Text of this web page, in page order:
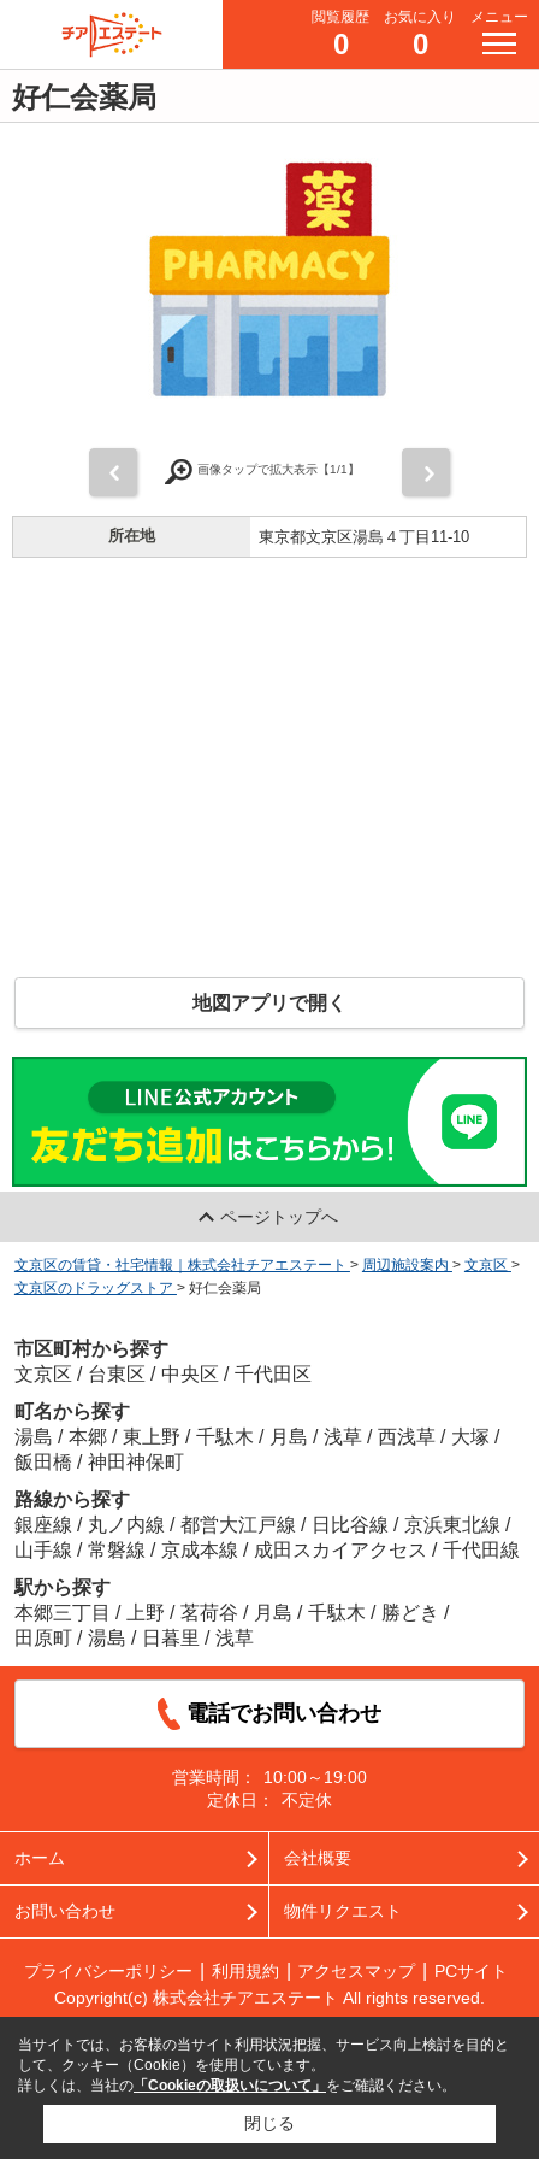
閲覧履歴
0
お気に入り
0
メニュー
好仁会薬局
画像タップで拡大表示【1/1】
所在地 東京都文京区湯島４丁目11-10
地図アプリで開く
ページトップへ
文京区の賃貸・社宅情報｜株式会社チアエステート > 周辺施設案内 > 文京区 >
文京区のドラッグストア > 好仁会薬局
市区町村から探す
文京区 / 台東区 / 中央区 / 千代田区
町名から探す
湯島 / 本郷 / 東上野 / 千駄木 / 月島 / 浅草 / 西浅草 / 大塚 /
飯田橋 / 神田神保町
路線から探す
銀座線 / 丸ノ内線 / 都営大江戸線 / 日比谷線 / 京浜東北線 /
山手線 / 常磐線 / 京成本線 / 成田スカイアクセス / 千代田線
駅から探す
本郷三丁目 / 上野 / 茗荷谷 / 月島 / 千駄木 / 勝どき /
田原町 / 湯島 / 日暮里 / 浅草
電話でお問い合わせ
営業時間：
10:00～19:00
定休日：
不定休
ホーム 会社概要
お問い合わせ 物件リクエスト
プライバシーポリシー 利用規約 アクセスマップ
PCサイト
Copyright(c) 株式会社チアエステート All rights reserved.
当サイトでは、お客様の当サイト利用状況把握、サービス向上検討を目的と
して、クッキー（Cookie）を使用しています。
詳しくは、当社の 「Cookieの取扱いについて」 をご確認ください。
閉じる